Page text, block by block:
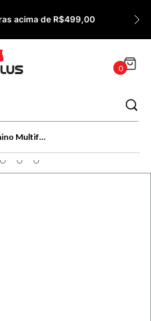
acima de R$499,00
0
Relógio Feminino Multifunção Cerâmica Dourado